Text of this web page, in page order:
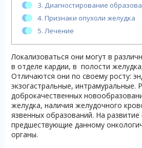
3. Диагностирование
4. Признаки опухоли желудка
5. Лечение
Локализоваться они могут в
в отделе кардии, в полости
Отличаются они по своему росту:
экзогастральные, интрамуральные.
доброкачественных
желудка, наличия желудочного
язвенных образований. На
предшествующие данному
органы.